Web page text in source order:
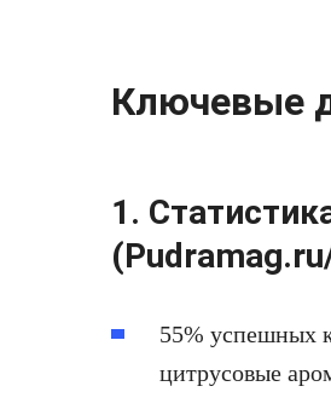
Ключевые
1.
55% успешных
цитрусовые